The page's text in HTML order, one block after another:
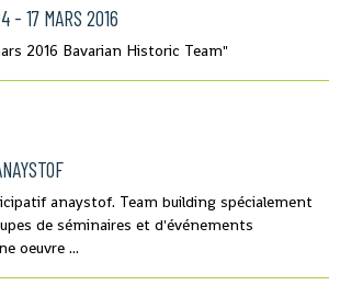
- 17 MARS 2016
2016 Bavarian Historic Team"
anaystof. Team building spécialement
de séminaires et d'événements
oeuvre ...